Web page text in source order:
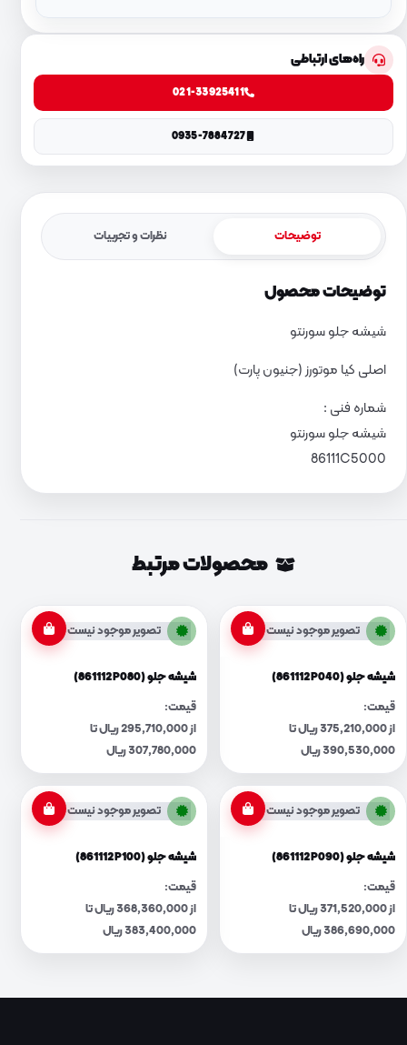
راه‌های ارتباطی
021-33925411
0935-7884727
توضیحات نظرات و تجربیات
توضیحات محصول
شیشه جلو سورنتو
اصلی کیا موتورز (جنیون پارت)
شماره فنی :
شیشه جلو سورنتو
86111C5000
محصولات مرتبط
تصویر موجود نیست
شیشه جلو (861112P040)
قیمت:
از 375,210,000 ریال تا
390,530,000 ریال
تصویر موجود نیست
شیشه جلو (861112P080)
قیمت:
از 295,710,000 ریال تا
307,780,000 ریال
تصویر موجود نیست
شیشه جلو (861112P090)
قیمت:
از 371,520,000 ریال تا
386,690,000 ریال
تصویر موجود نیست
شیشه جلو (861112P100)
قیمت:
از 368,360,000 ریال تا
383,400,000 ریال